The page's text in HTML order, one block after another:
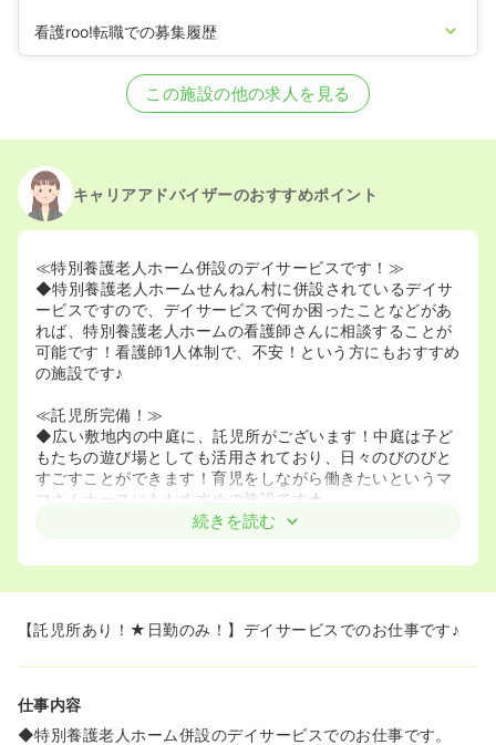
看護roo!転職での募集履歴
准看護師の募集を開始
正・准看護師の募集を休止
2023/06/12正・准看護師の募集を休止
2020/09/17
この施設の他の求人を見る
キャリアアドバイザーのおすすめポイント
≪特別養護老人ホーム併設のデイサービスです！≫
◆特別養護老人ホームせんねん村に併設されているデイサ
ービスですので、デイサービスで何か困ったことなどがあ
れば、特別養護老人ホームの看護師さんに相談することが
可能です！看護師1人体制で、不安！という方にもおすすめ
の施設です♪
≪託児所完備！≫
◆広い敷地内の中庭に、託児所がございます！中庭は子ど
もたちの遊び場としても活用されており、日々のびのびと
すごすことができます！育児をしながら働きたいというマ
マさんナースにもおすすめの施設です★
続きを読む
【託児所あり！★日勤のみ！】デイサービスでのお仕事です♪
仕事内容
◆特別養護老人ホーム併設のデイサービスでのお仕事です。